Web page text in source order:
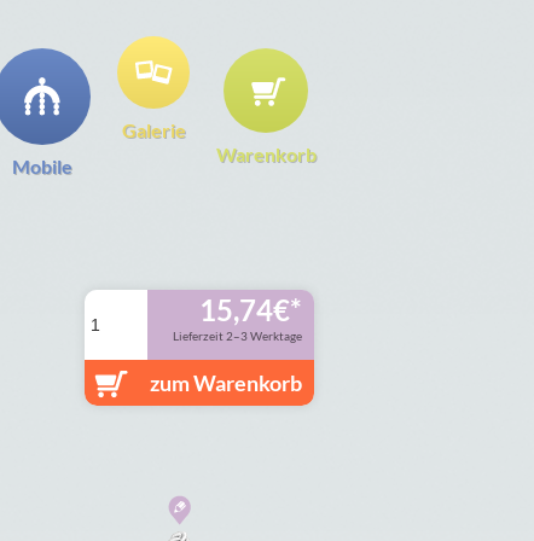
Mobile
Galerie
Warenkorb
15,74€
Lieferzeit 2–3 Werktage
zum Warenkorb